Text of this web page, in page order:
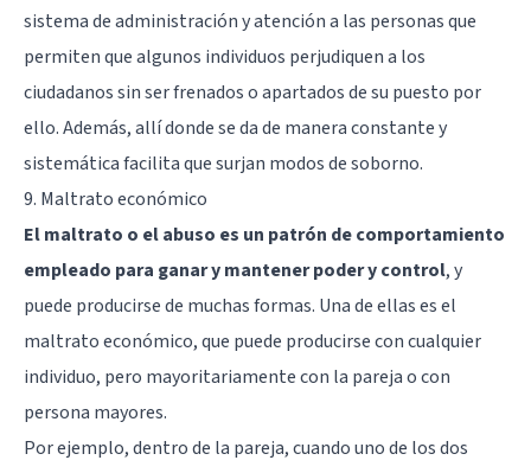
sistema de administración y atención a las personas que
permiten que algunos individuos perjudiquen a los
ciudadanos sin ser frenados o apartados de su puesto por
ello. Además, allí donde se da de manera constante y
sistemática facilita que surjan modos de soborno.
9. Maltrato económico
El maltrato o el abuso es un patrón de comportamiento
empleado para ganar y mantener poder y control, y
puede producirse de muchas formas. Una de ellas es el
maltrato económico, que puede producirse con cualquier
individuo, pero mayoritariamente con la pareja o con
persona mayores.
Por ejemplo, dentro de la pareja, cuando uno de los dos